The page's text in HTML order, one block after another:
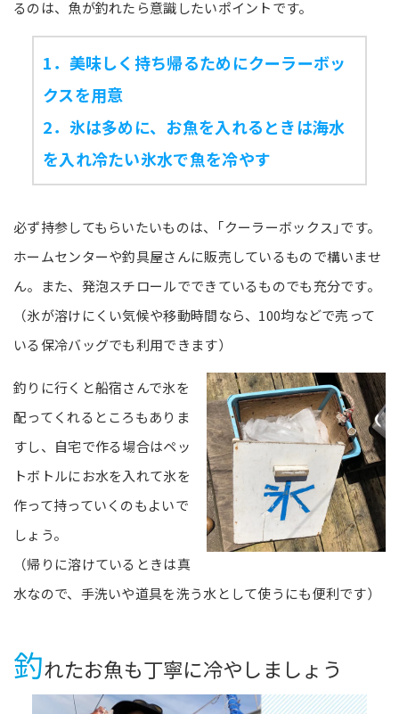
るのは、魚が釣れたら意識したいポイントです。
1．美味しく持ち帰るためにクーラーボッ
クスを用意
2．氷は多めに、お魚を入れるときは海水
を入れ冷たい氷水で魚を冷やす
必ず持参してもらいたいものは、｢クーラーボックス｣です。
ホームセンターや釣具屋さんに販売しているもので構いませ
ん。また、発泡スチロールでできているものでも充分です。
（氷が溶けにくい気候や移動時間なら、100均などで売って
いる保冷バッグでも利用できます）
釣りに行くと船宿さんで氷を
配ってくれるところもありま
すし、自宅で作る場合はペッ
トボトルにお水を入れて氷を
作って持っていくのもよいで
しょう。
（帰りに溶けているときは真
水なので、手洗いや道具を洗う水として使うにも便利です）
釣れたお魚も丁寧に冷やしましょう